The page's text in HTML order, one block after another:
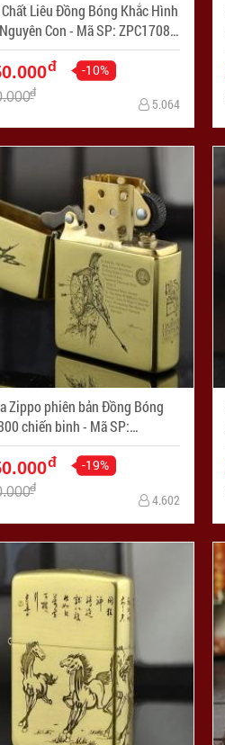
Liêu Đồng Bóng Khắc Hình
- Mã SP: ZPC1708-
đ -10%
đ
5.064
Zippo phiên bản Đồng Bóng
chiến binh - Mã SP:
254
đ -19%
đ
4.602